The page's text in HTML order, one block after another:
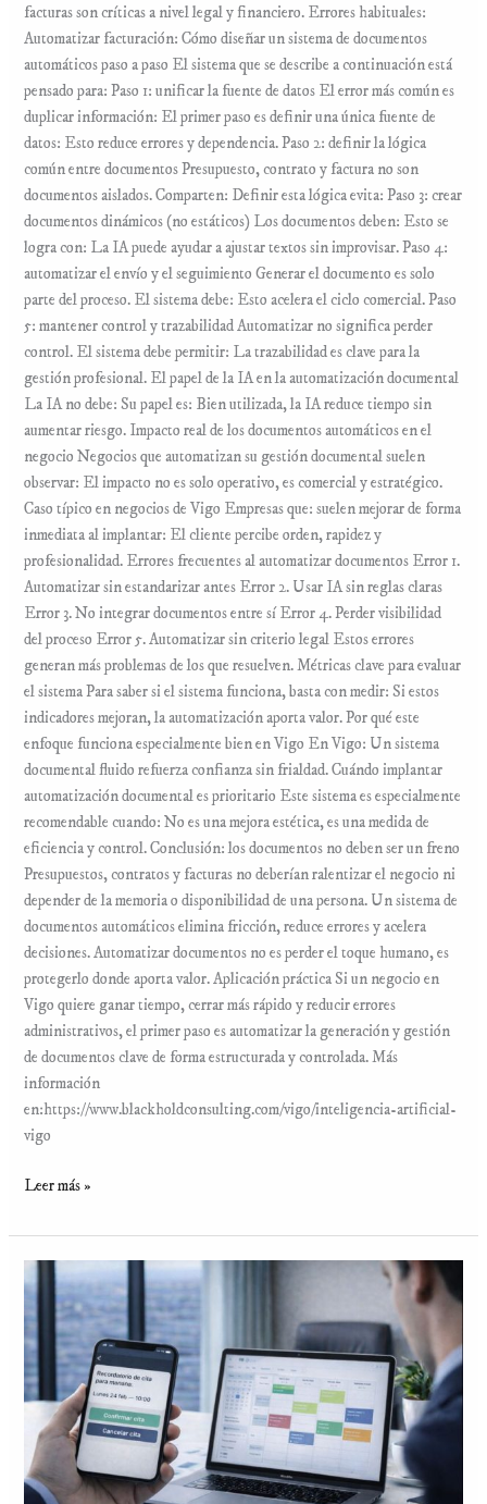
facturas son críticas a nivel legal y financiero. Errores habituales:
Automatizar facturación: Cómo diseñar un sistema de documentos
automáticos paso a paso El sistema que se describe a continuación está
pensado para: Paso 1: unificar la fuente de datos El error más común es
duplicar información: El primer paso es definir una única fuente de
datos: Esto reduce errores y dependencia. Paso 2: definir la lógica
común entre documentos Presupuesto, contrato y factura no son
documentos aislados. Comparten: Definir esta lógica evita: Paso 3: crear
documentos dinámicos (no estáticos) Los documentos deben: Esto se
logra con: La IA puede ayudar a ajustar textos sin improvisar. Paso 4:
automatizar el envío y el seguimiento Generar el documento es solo
parte del proceso. El sistema debe: Esto acelera el ciclo comercial. Paso
5: mantener control y trazabilidad Automatizar no significa perder
control. El sistema debe permitir: La trazabilidad es clave para la
gestión profesional. El papel de la IA en la automatización documental
La IA no debe: Su papel es: Bien utilizada, la IA reduce tiempo sin
aumentar riesgo. Impacto real de los documentos automáticos en el
negocio Negocios que automatizan su gestión documental suelen
observar: El impacto no es solo operativo, es comercial y estratégico.
Caso típico en negocios de Vigo Empresas que: suelen mejorar de forma
inmediata al implantar: El cliente percibe orden, rapidez y
profesionalidad. Errores frecuentes al automatizar documentos Error 1.
Automatizar sin estandarizar antes Error 2. Usar IA sin reglas claras
Error 3. No integrar documentos entre sí Error 4. Perder visibilidad
del proceso Error 5. Automatizar sin criterio legal Estos errores
generan más problemas de los que resuelven. Métricas clave para evaluar
el sistema Para saber si el sistema funciona, basta con medir: Si estos
indicadores mejoran, la automatización aporta valor. Por qué este
enfoque funciona especialmente bien en Vigo En Vigo: Un sistema
documental fluido refuerza confianza sin frialdad. Cuándo implantar
automatización documental es prioritario Este sistema es especialmente
recomendable cuando: No es una mejora estética, es una medida de
eficiencia y control. Conclusión: los documentos no deben ser un freno
Presupuestos, contratos y facturas no deberían ralentizar el negocio ni
depender de la memoria o disponibilidad de una persona. Un sistema de
documentos automáticos elimina fricción, reduce errores y acelera
decisiones. Automatizar documentos no es perder el toque humano, es
protegerlo donde aporta valor. Aplicación práctica Si un negocio en
Vigo quiere ganar tiempo, cerrar más rápido y reducir errores
administrativos, el primer paso es automatizar la generación y gestión
de documentos clave de forma estructurada y controlada. Más
información
en:https://www.blackholdconsulting.com/vigo/inteligencia-artificial-
vigo
Leer más »
Agenda
inteligente:
reduce
no-
shows
con
recordatorios
automáticos